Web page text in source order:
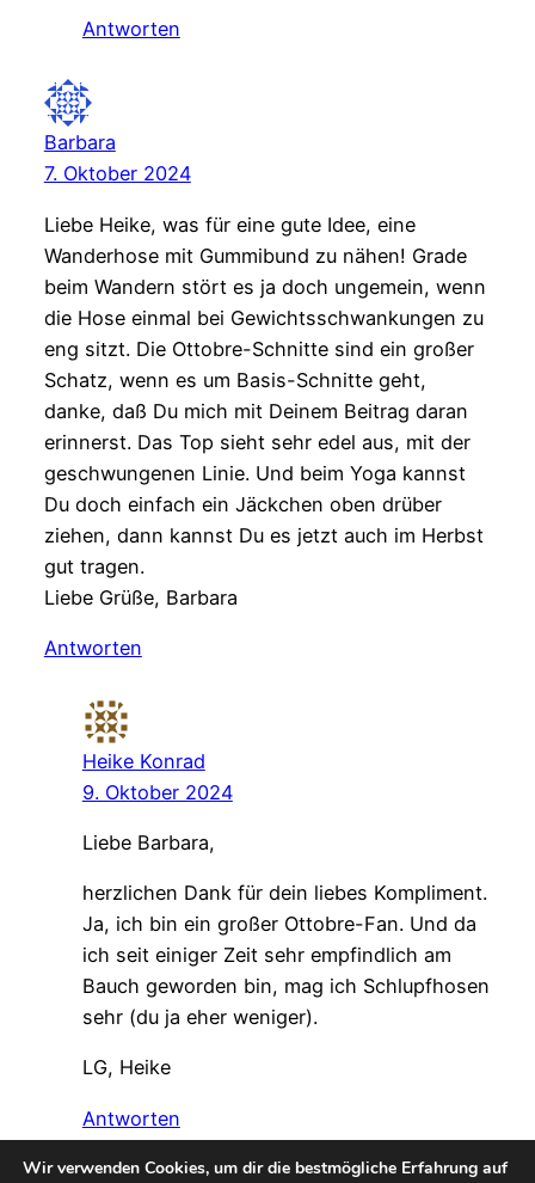
Antworten
Barbara
7. Oktober 2024
Liebe Heike, was für eine gute Idee, eine
Wanderhose mit Gummibund zu nähen! Grade
beim Wandern stört es ja doch ungemein, wenn
die Hose einmal bei Gewichtsschwankungen zu
eng sitzt. Die Ottobre-Schnitte sind ein großer
Schatz, wenn es um Basis-Schnitte geht,
danke, daß Du mich mit Deinem Beitrag daran
erinnerst. Das Top sieht sehr edel aus, mit der
geschwungenen Linie. Und beim Yoga kannst
Du doch einfach ein Jäckchen oben drüber
ziehen, dann kannst Du es jetzt auch im Herbst
gut tragen.
Liebe Grüße, Barbara
Antworten
Heike Konrad
9. Oktober 2024
Liebe Barbara,
herzlichen Dank für dein liebes Kompliment.
Ja, ich bin ein großer Ottobre-Fan. Und da
ich seit einiger Zeit sehr empfindlich am
Bauch geworden bin, mag ich Schlupfhosen
sehr (du ja eher weniger).
LG, Heike
Antworten
Wir verwenden Cookies, um dir die bestmögliche Erfahrung auf